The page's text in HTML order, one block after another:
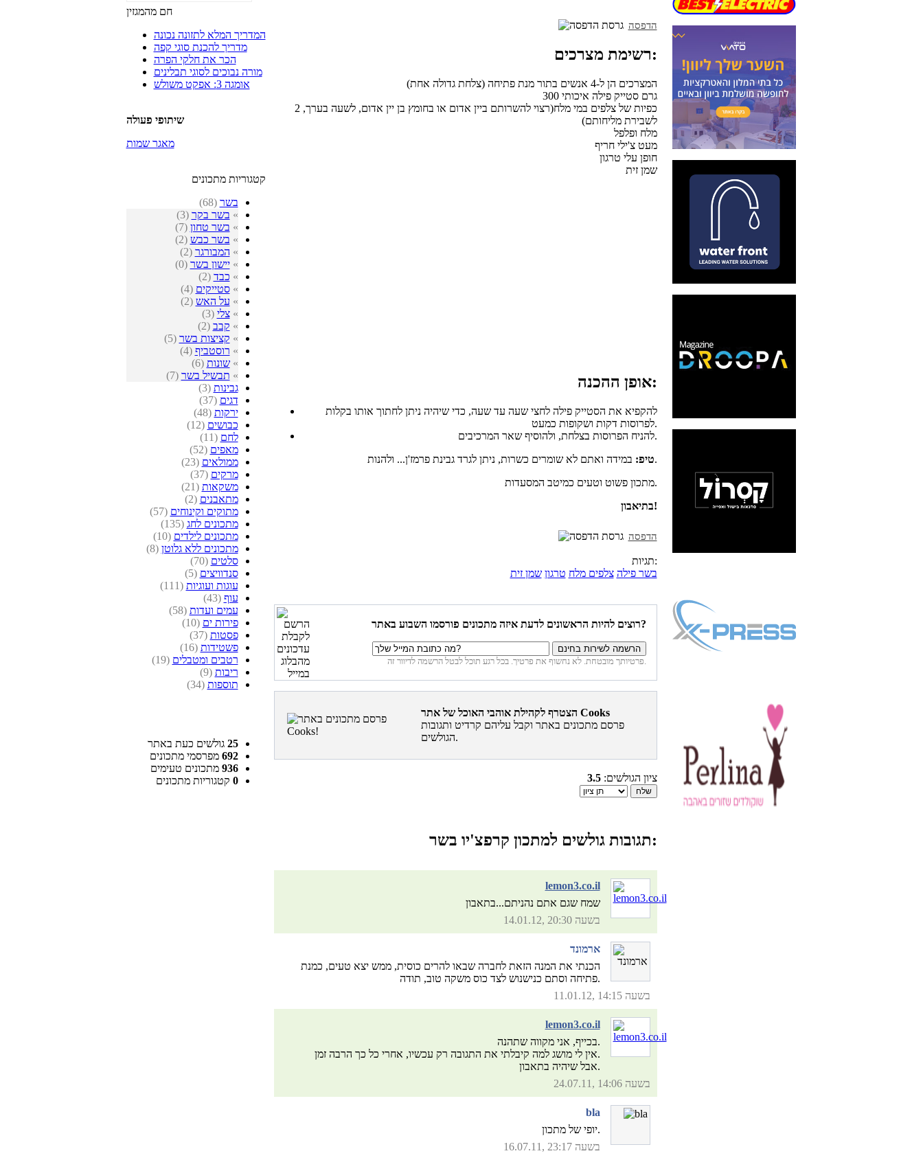
חם מהמגזין
המדריך המלא לתזונה נכונה
מדריך להכנת סוגי קפה
הכר את חלקי הפרה
מורה נבוכים לסוגי תבלינים
אומגה 3: אפקט משולש
שיתופי פעולה
מאגר שמות
קטגוריות מתכונים
בשר (68)
» בשר בקר (3)
» בשר טחון (7)
» בשר כבש (2)
» המבורגר (2)
»יישון בשר (0)
» כבד (2)
»סטייקים (4)
» על האש (2)
»צלי (3)
» קבב (2)
» קציצות בשר (5)
» רוסטביף (4)
»שונות (6)
» תבשיל בשר (7)
גבינות (3)
דגים (37)
ירקות (48)
כבושים (12)
לחם (11)
מאפים (52)
ממולאים (23)
מרקים (37)
משקאות (21)
מתאבנים (2)
מתוקים וקינוחים (57)
מתכונים לחג (135)
מתכונים לילדים (10)
מתכונים ללא גלוטן (8)
סלטים (70)
סנדוויצים (5)
עוגות ועוגיות (111)
עוף (43)
עמים ועדות (58)
פירות ים (10)
פסטות (37)
פשטידות (16)
רטבים ומטבלים (19)
ריבות (9)
תוספות (34)
25 גולשים כעת באתר
692 מפרסמי מתכונים
936 מתכונים טעימים
0 קטגוריות מתכונים
הדפסה
רשימת מצרכים:
המצרכים הן ל-4 אנשים בתור מנת פתיחה (צלחת גדולה אחת)
300 גרם סטייק פילה איכותי
2 כפיות של צלפים במי מלח(רצוי להשרותם ביין אדום או בחומץ בן יין אדום, לשעה בערך,
לשבירת מליחותם)
מלח ופלפל
מעט צ'ילי חריף
חופן עלי טרגון
שמן זית
אופן ההכנה:
להקפיא את הסטייק פילה לחצי שעה עד שעה, כדי שיהיה ניתן לחתוך אותו בקלות
לפרוסות דקות ושקופות כמעט.
להניח הפרוסות בצלחת, ולהוסיף שאר המרכיבים.
טיפ:במידה ואתם לא שומרים כשרות, ניתן לגרד גבינת פרמז'ן... ולהנות.
מתכון פשוט וטעים כמיטב המסעדות.
בתיאבון!
הדפסה
תגיות:
בשר פילה צלפים מלח טרגון שמן זית
רוצים להיות הראשונים לדעת איזה מתכונים פורסמו השבוע באתר?
פרטיותך מובטחת. לא נחשוף את פרטיך. בכל רגע תוכל לבטל הרשמה לדיוור זה.
הצטרף לקהילת אוהבי האוכל של אתר Cooks
פרסם מתכונים באתר וקבל עליהם קרדיט ותגובות
הגולשים.
ציון הגולשים:3.5
תגובות גולשים למתכון קרפצ'יו בשר:
lemon3.co.il
שמח שגם אתם נהניתם...בתאבון
14.01.12, בשעה 20:30
ארמונד
הכנתי את המנה הזאת לחברה שבאו להרים כוסית, ממש יצא טעים, כמנת
פתיחה וסתם כנישנוש לצד כוס משקה טוב, תודה.
11.01.12, בשעה 14:15
lemon3.co.il
בכייף, אני מקווה שתהנה.
אין לי מושג למה קיבלתי את התגובה רק עכשיו, אחרי כל כך הרבה זמן.
אבל שיהיה בתאבון.
24.07.11, בשעה 14:06
bla
יופי של מתכון.
16.07.11, בשעה 23:17